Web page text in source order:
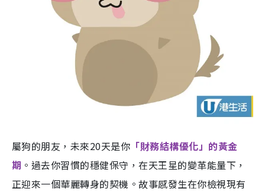
屬狗的朋友，未來20天是你 「財務結構優化」的黃金
期 。過去你習慣的穩健保守，在天王星的變革能量下，
正迎來一個華麗轉身的契機。故事感發生在你檢視現有